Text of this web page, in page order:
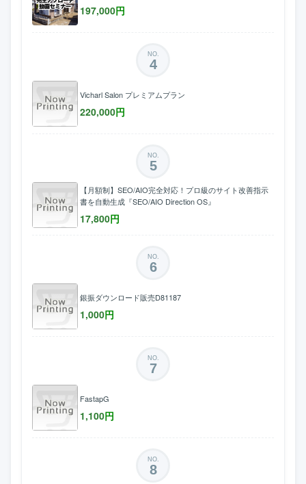
197,000円
NO.
4
Vicharl Salon プレミアムプラン
220,000円
NO.
5
【月額制】SEO/AIO完全対応！プロ級のサイト改善指示
書を自動生成『SEO/AIO Direction OS』
17,800円
NO.
6
銀振ダウンロード販売D81187
1,000円
NO.
7
FastapG
1,100円
NO.
8